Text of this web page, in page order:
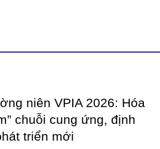
niên VPIA 2026: Hóa
chuỗi cung ứng, định
triển mới